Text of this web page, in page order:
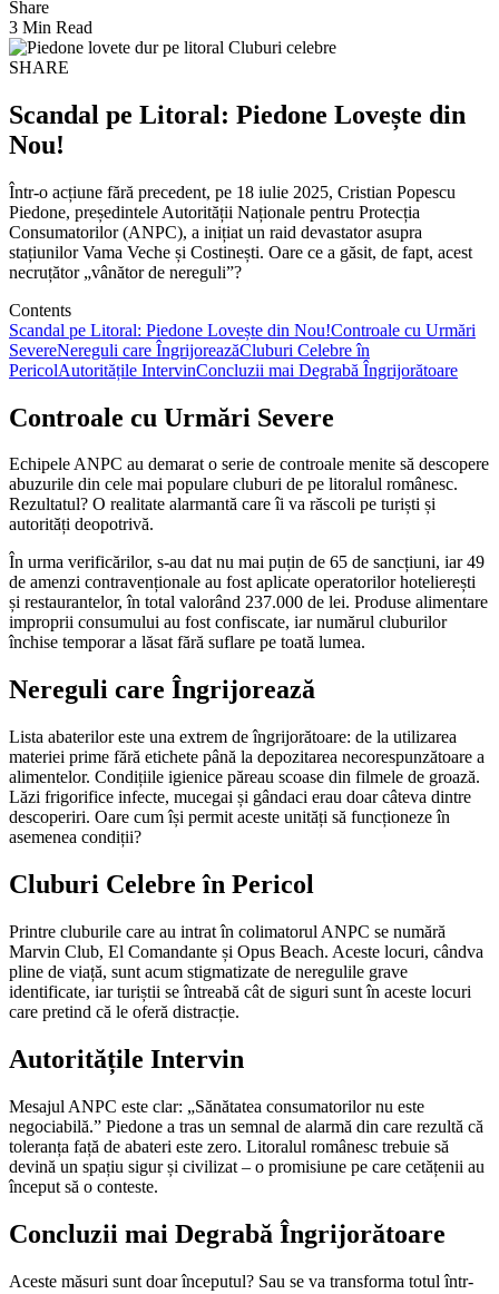
Share
3 Min Read
SHARE
Scandal pe Litoral: Piedone Lovește din
Nou!
Într-o acțiune fără precedent, pe 18 iulie 2025, Cristian Popescu
Piedone, președintele Autorității Naționale pentru Protecția
Consumatorilor (ANPC), a inițiat un raid devastator asupra
stațiunilor Vama Veche și Costinești. Oare ce a găsit, de fapt, acest
necruțător „vânător de nereguli”?
Contents
Scandal pe Litoral: Piedone Lovește din Nou!Controale cu Urmări
SevereNereguli care ÎngrijoreazăCluburi Celebre în
PericolAutoritățile IntervinConcluzii mai Degrabă Îngrijorătoare
Controale cu Urmări Severe
Echipele ANPC au demarat o serie de controale menite să descopere
abuzurile din cele mai populare cluburi de pe litoralul românesc.
Rezultatul? O realitate alarmantă care îi va răscoli pe turiști și
autorități deopotrivă.
În urma verificărilor, s-au dat nu mai puțin de 65 de sancțiuni, iar 49
de amenzi contravenționale au fost aplicate operatorilor hotelierești
și restaurantelor, în total valorând 237.000 de lei. Produse alimentare
improprii consumului au fost confiscate, iar numărul cluburilor
închise temporar a lăsat fără suflare pe toată lumea.
Nereguli care Îngrijorează
Lista abaterilor este una extrem de îngrijorătoare: de la utilizarea
materiei prime fără etichete până la depozitarea necorespunzătoare a
alimentelor. Condițiile igienice păreau scoase din filmele de groază.
Lăzi frigorifice infecte, mucegai și gândaci erau doar câteva dintre
descoperiri. Oare cum își permit aceste unități să funcționeze în
asemenea condiții?
Cluburi Celebre în Pericol
Printre cluburile care au intrat în colimatorul ANPC se numără
Marvin Club, El Comandante și Opus Beach. Aceste locuri, cândva
pline de viață, sunt acum stigmatizate de neregulile grave
identificate, iar turiștii se întreabă cât de siguri sunt în aceste locuri
care pretind că le oferă distracție.
Autoritățile Intervin
Mesajul ANPC este clar: „Sănătatea consumatorilor nu este
negociabilă.” Piedone a tras un semnal de alarmă din care rezultă că
toleranța față de abateri este zero. Litoralul românesc trebuie să
devină un spațiu sigur și civilizat – o promisiune pe care cetățenii au
început să o conteste.
Concluzii mai Degrabă Îngrijorătoare
Aceste măsuri sunt doar începutul? Sau se va transforma totul într-